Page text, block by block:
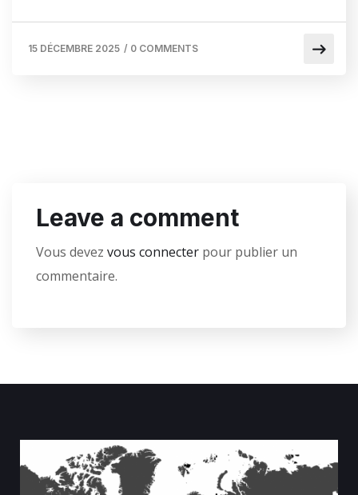
15 DÉCEMBRE 2025 / 0 COMMENTS
Leave a comment
Vous devez vous connecter pour publier un
commentaire.